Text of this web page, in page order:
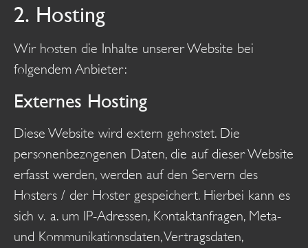
2. Hosting
Wir hosten die Inhalte unserer Website bei
folgendem Anbieter:
Externes Hosting
Diese Website wird extern gehostet. Die
personenbezogenen Daten, die auf dieser Website
erfasst werden, werden auf den Servern des
Hosters / der Hoster gespeichert. Hierbei kann es
sich v. a. um IP-Adressen, Kontaktanfragen, Meta-
und Kommunikationsdaten, Vertragsdaten,